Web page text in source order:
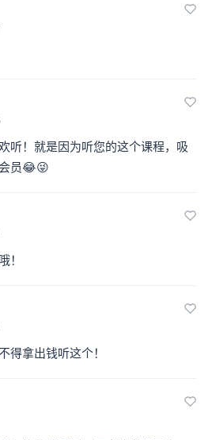
听！就是因为听您的这个课程，吸
员😂😜
！
得拿出钱听这个！